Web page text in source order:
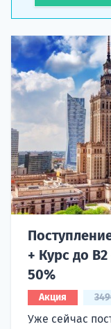
+ Курс до
50%
Акция
Уже сейчас